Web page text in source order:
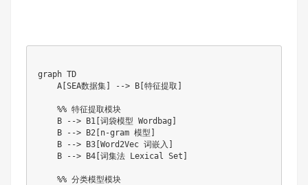
graph TD
    A[SEA数据集] --> B[特征提取]
    %% 特征提取模块
    B --> B1[词袋模型 Wordbag]
    B --> B2[n-gram 模型]
    B --> B3[Word2Vec 词嵌入]
    B --> B4[词集法 Lexical Set]
    %% 分类模型模块